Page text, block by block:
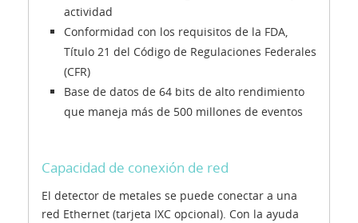
actividad
Conformidad con los requisitos de la FDA,
Título 21 del Código de Regulaciones Federales
(CFR)
Base de datos de 64 bits de alto rendimiento
que maneja más de 500 millones de eventos
Capacidad de conexión de red
El detector de metales se puede conectar a una
red Ethernet (tarjeta IXC opcional). Con la ayuda